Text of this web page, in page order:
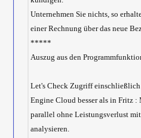
Unternehmen Sie nichts, so
einer Rechnung über das neue
*****
Auszug aus den
Let's Check Zugriff
Engine Cloud besser als in Fritz :
parallel ohne Leistungsverlust
analysieren.